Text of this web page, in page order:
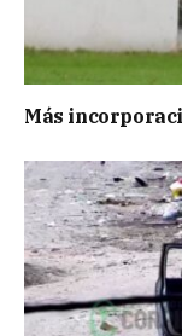
Más